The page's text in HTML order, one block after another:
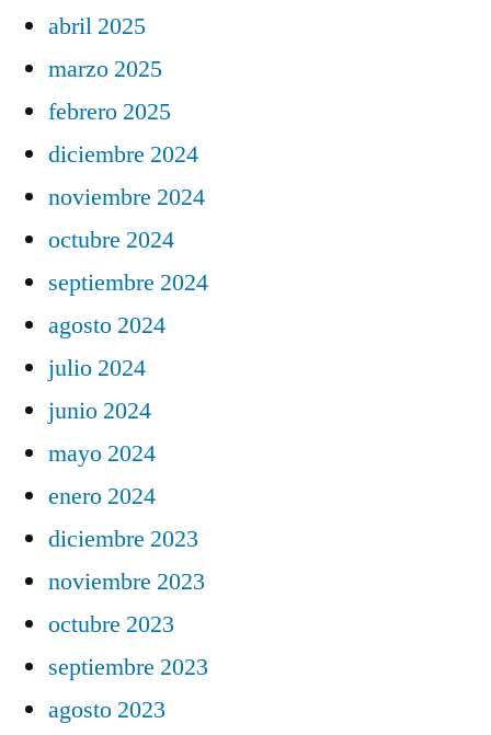
abril 2025
marzo 2025
febrero 2025
diciembre 2024
noviembre 2024
octubre 2024
septiembre 2024
agosto 2024
julio 2024
junio 2024
mayo 2024
enero 2024
diciembre 2023
noviembre 2023
octubre 2023
septiembre 2023
agosto 2023